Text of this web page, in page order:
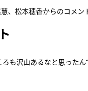
、松本穂香からのコメン
も沢山あるなと思った